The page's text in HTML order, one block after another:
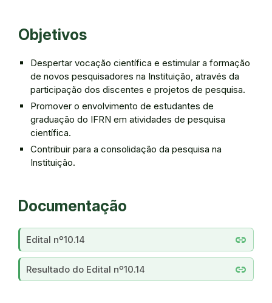
Objetivos
Despertar vocação científica e estimular a formação
de novos pesquisadores na Instituição, através da
participação dos discentes e projetos de pesquisa.
Promover o envolvimento de estudantes de
graduação do IFRN em atividades de pesquisa
científica.
Contribuir para a consolidação da pesquisa na
Instituição.
Documentação
link
Edital nº10.14
link
Resultado do Edital nº10.14